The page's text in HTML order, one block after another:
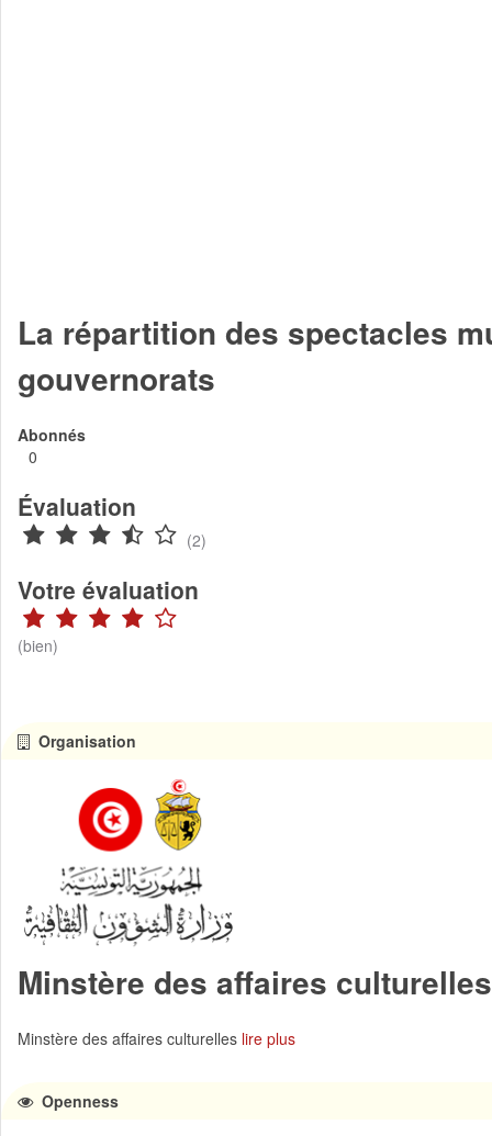
La répartition des spectacles
gouvernorats
Abonnés
0
Évaluation
(2)
Votre évaluation
(bien)
Organisation
Minstère des affaires culturelles
Minstère des affaires culturelles lire plus
Openness